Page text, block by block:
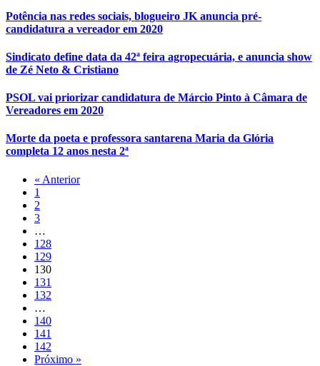
Potência nas redes sociais, blogueiro JK anuncia pré-
candidatura a vereador em 2020
Sindicato define data da 42ª feira agropecuária, e anuncia show
de Zé Neto & Cristiano
PSOL vai priorizar candidatura de Márcio Pinto à Câmara de
Vereadores em 2020
Morte da poeta e professora santarena Maria da Glória
completa 12 anos nesta 2ª
« Anterior
1
2
3
…
128
129
130
131
132
…
140
141
142
Próximo »